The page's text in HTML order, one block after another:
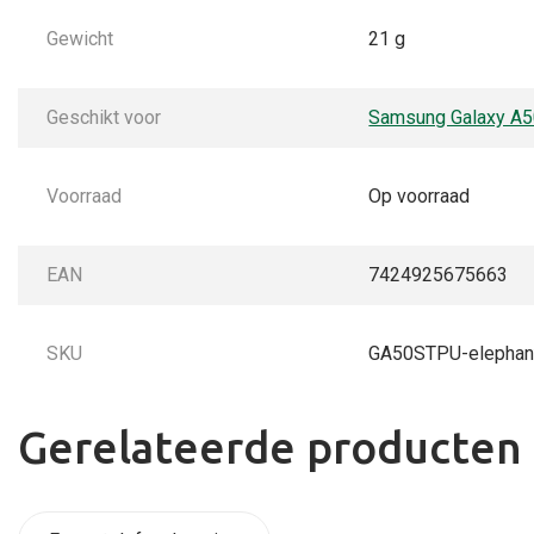
Gewicht 21 g
Geschikt voor Samsung Galaxy
Voorraad Op voorraad
EAN 7424925675663
SKU GA50STPU-
Gerelateerde producten